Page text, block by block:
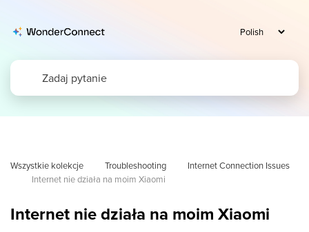
Wszystkie kolekcje Troubleshooting
Internet Connection Issues
Internet nie działa na moim Xiaomi
Internet nie działa na moim Xiaomi